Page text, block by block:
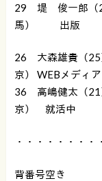
29 堤 俊一郎
馬） 出版
26 大森雄貴（
京） WEBメディア
36 高嶋健
京） 就活
・・・・・・・・
背番号空き